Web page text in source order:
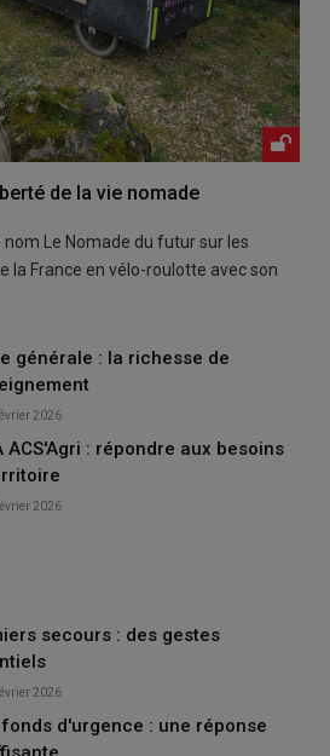
de la vie nomade
nom Le Nomade du futur sur les
la France en vélo-roulotte avec son
générale : la richesse de
2026
ACS'Agri : répondre aux besoins
2026
secours : des gestes
2026
d'urgence : une réponse